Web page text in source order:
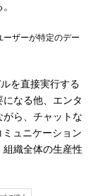
ザーが特定のデー
を直接実行する
なる他、エンタ
ら、チャットな
ュニケーション
織全体の生産性